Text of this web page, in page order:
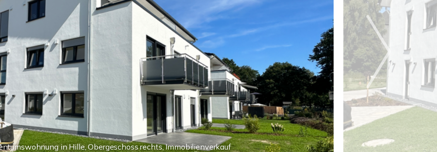
in Hille, Obergeschoss rechts, Immobilienverkauf